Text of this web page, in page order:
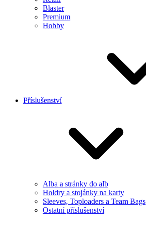
Blaster
Premium
Hobby
Příslušenství
Alba a stránky do alb
Holdry a stojánky na karty
Sleeves, Toploaders a Team Bags
Ostatní příslušenství